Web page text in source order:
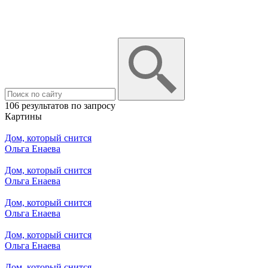
106 результатов по запросу
Картины
Дом, который снится
Ольга Енаева
Дом, который снится
Ольга Енаева
Дом, который снится
Ольга Енаева
Дом, который снится
Ольга Енаева